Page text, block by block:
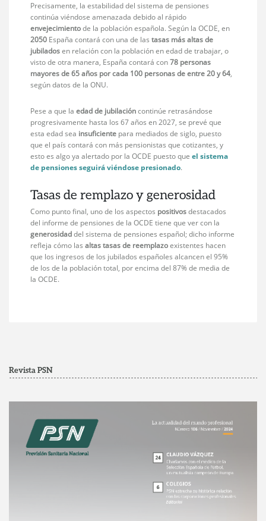
Precisamente, la estabilidad del sistema de pensiones
continúa viéndose amenazada debido al rápido
envejecimientode la población española. Según la OCDE, en
2050 España contará con una de lastasas más altas de
jubiladosen relación con la población en edad de trabajar, o
visto de otra manera, España contará con78 personas
mayores de 65 años por cada 100 personas de entre 20 y 64,
según datos de la ONU.
Pese a que laedad de jubilacióncontinúe retrasándose
progresivamente hasta los 67 años en 2027, se prevé que
esta edad sea insuficiente para mediados de siglo, puesto
que el país contará con más pensionistas que cotizantes, y
esto es algo ya alertado por la OCDE puesto queel sistema
de pensiones seguirá viéndose presionado.
Tasas de remplazo y generosidad
Como punto final, uno de los aspectos positivosdestacados
del informe de pensiones de la OCDE tiene que ver con la
generosidaddel sistema de pensiones español; dicho informe
refleja cómo lasaltas tasas de reemplazoexistentes hacen
que los ingresos de los jubilados españoles alcancen el 95%
de los de la población total, por encima del 87% de media de
la OCDE.
Revista PSN